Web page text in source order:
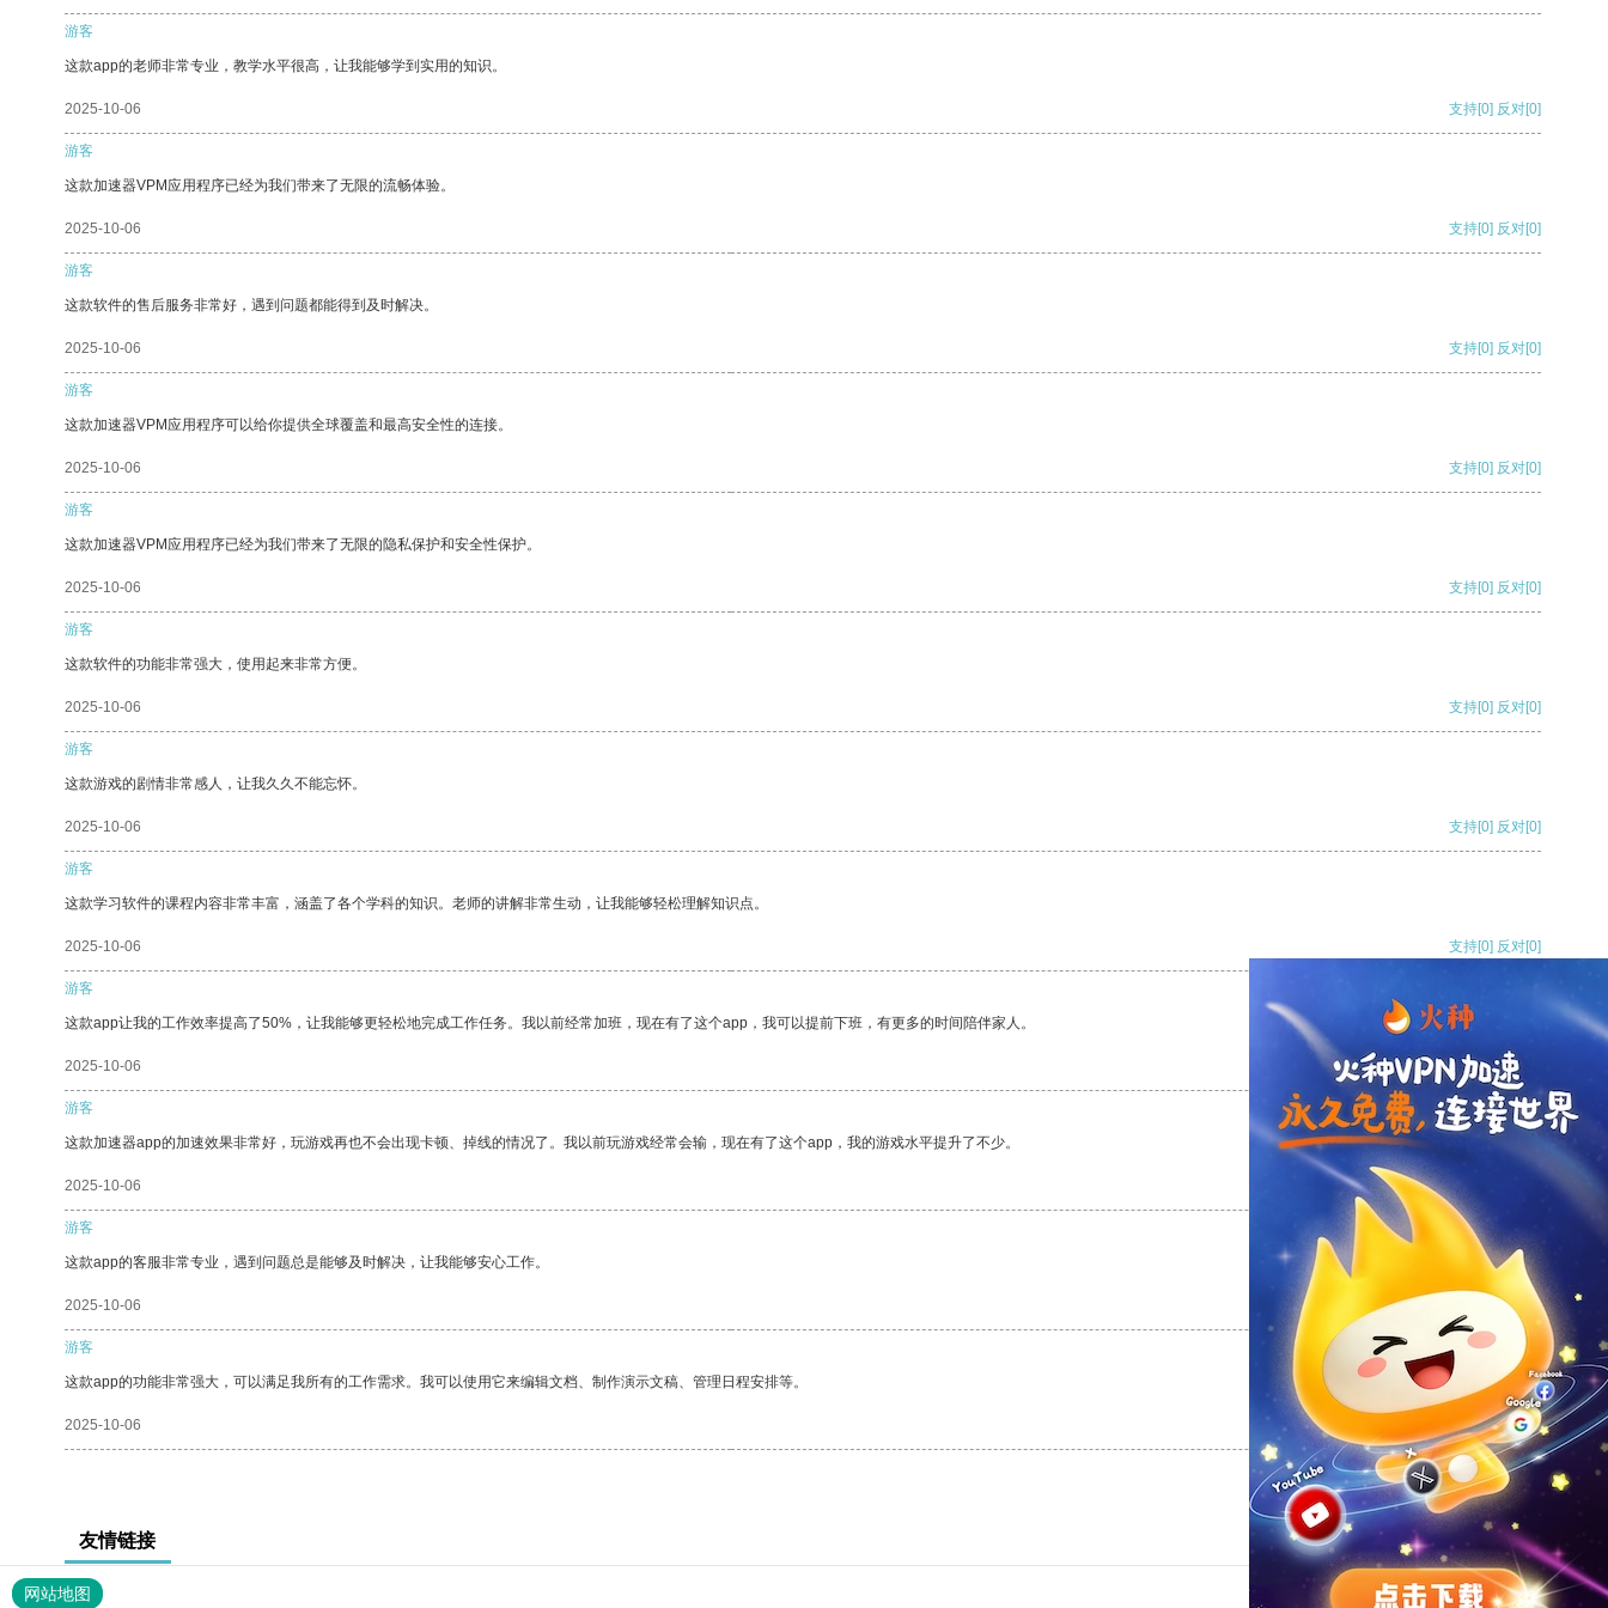
游客
这款app的老师非常专业，教学水平很高，让我能够学到实用的知识。
2025-10-06 支持[0] 反对[0]
游客
这款加速器VPM应用程序已经为我们带来了无限的流畅体验。
2025-10-06 支持[0] 反对[0]
游客
这款软件的售后服务非常好，遇到问题都能得到及时解决。
2025-10-06 支持[0] 反对[0]
游客
这款加速器VPM应用程序可以给你提供全球覆盖和最高安全性的连接。
2025-10-06 支持[0] 反对[0]
游客
这款加速器VPM应用程序已经为我们带来了无限的隐私保护和安全性保护。
2025-10-06 支持[0] 反对[0]
游客
这款软件的功能非常强大，使用起来非常方便。
2025-10-06 支持[0] 反对[0]
游客
这款游戏的剧情非常感人，让我久久不能忘怀。
2025-10-06 支持[0] 反对[0]
游客
这款学习软件的课程内容非常丰富，涵盖了各个学科的知识。老师的讲解非常生动，让我能够轻松理解知识点。
2025-10-06 支持[0] 反对[0]
游客
这款app让我的工作效率提高了50%，让我能够更轻松地完成工作任务。我以前经常加班，现在有了这个app，我可以提前下班，有更多的时间陪伴家人。
2025-10-06 支持[0] 反对
游客
这款加速器app的加速效果非常好，玩游戏再也不会出现卡顿、掉线的情况了。我以前玩游戏经常会输，现在有了这个app，我的游戏水平提升了不少。
2025-10-06 支持
游客
这款app的客服非常专业，遇到问题总是能够及时解决，让我能够安心工作。
2025-10-06 反对 [0]
游客
这款app的功能非常强大，可以满足我所有的工作需求。我可以使用它来编辑文档、制作演示文稿、管理日程安排等。
2025-10-06 支持[0] 反对[0]
友情链接
网站地图